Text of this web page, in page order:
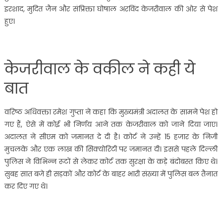
इरशाद, मुदित जैन और संप्रिक्ता घोषाल अरविंद केजरीवाल की ओर से पेश
हुए।
केजरीवाल के वकील ने कही ये
बात
वरिष्ठ अधिवक्ता रमेश गुप्ता ने कहा कि मुख्यमंत्री अदालत के सामने पेश हो
गए हैं, ऐसे में कोई भी निर्णय आने तक केजरीवाल को जाने दिया जाए।
अदालत ने सीएम को जमानत दे दी है। कोर्ट ने उन्हें 15 हजार के निजी
मुचलके और एक लाख की सिक्योरिटी पर जमानत दी। इससे पहले दिल्ली
पुलिस ने विभिन्न रूटों से लेकर कोर्ट तक सुरक्षा के कड़े बंदोबस्त किए थे।
सुबह सात बजे ही सड़कों और कोर्ट के बाहर भारी संख्या में पुलिस बल तैनात
कर दिए गए थे।